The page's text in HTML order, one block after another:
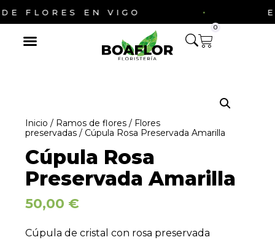
EN VIGO
0
Inicio / Ramos de flores / Flores
preservadas / Cúpula Rosa Preservada Amarilla
Cúpula Rosa
Preservada Amarilla
50,00 €
Cúpula de cristal con rosa preservada